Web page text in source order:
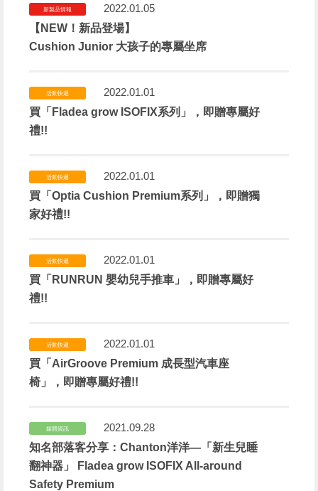
新製品情報
2022.01.05
【NEW！新品登場】
Cushion Junior 大孩子的專屬坐席
活動快遞
2022.01.01
買「Fladea grow ISOFIX系列」，即贈專屬好
禮!!
活動快遞
2022.01.01
買「Optia Cushion Premium系列」，即贈獨
家好禮!!
活動快遞
2022.01.01
買「RUNRUN 嬰幼兒手推車」，即贈專屬好
禮!!
活動快遞
2022.01.01
買「AirGroove Premium 成長型汽車座
椅」，即贈專屬好禮!!
媒體資訊
2021.09.28
知名部落客分享：Chanton洋洋—「新生兒睡
翻神器」 Fladea grow ISOFIX All-around
Safety Premium